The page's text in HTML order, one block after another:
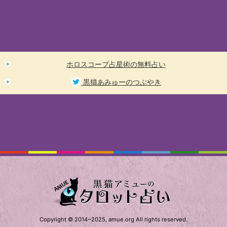
ホロスコープ占星術の無料占い
黒猫あみゅーのつぶやき
Copyright © 2014~2025, amue.org All rights reserved.